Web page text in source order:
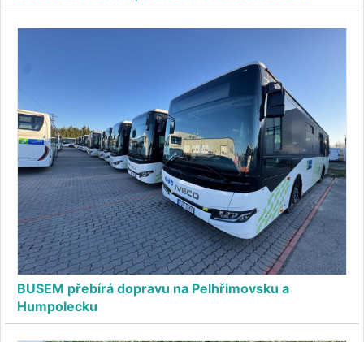
BUSEM přebírá dopravu na Pelhřimovsku a
Humpolecku